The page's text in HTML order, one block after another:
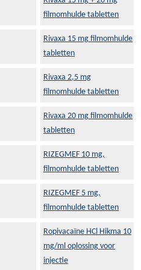
filmomhulde tabletten
Rivaxa 15 mg filmomhulde
tabletten
Rivaxa 2,5 mg
filmomhulde tabletten
Rivaxa 20 mg filmomhulde
tabletten
RIZEGMEF 10 mg,
filmomhulde tabletten
RIZEGMEF 5 mg,
filmomhulde tabletten
Ropivacaïne HCl Hikma 10
mg/ml oplossing voor
injectie